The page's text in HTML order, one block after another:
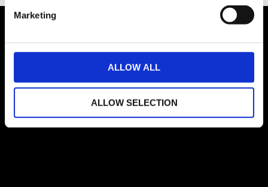
Marketing
ALLOW ALL
ALLOW SELECTION
Informations concessionnaire